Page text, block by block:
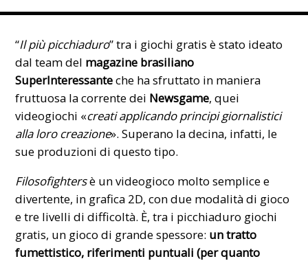
“Il più picchiaduro” tra i giochi gratis è stato ideato
dal team del magazine brasiliano
SuperInteressanteche ha sfruttato in maniera
fruttuosa la corrente dei Newsgame, quei
videogiochi «creati applicando principi giornalistici
alla loro creazione». Superano la decina, infatti, le
sue produzioni di questo tipo.
Filosofightersè un videogioco molto semplice e
divertente, in grafica 2D, con due modalità di gioco
e tre livelli di difficoltà. È, tra i picchiaduro giochi
gratis, un gioco di grande spessore: un tratto
fumettistico, riferimenti puntuali (per quanto